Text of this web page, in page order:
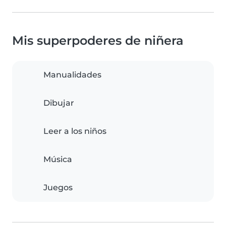
Mis superpoderes de niñera
Manualidades
Dibujar
Leer a los niños
Música
Juegos